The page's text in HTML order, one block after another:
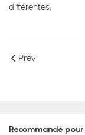
différentes.
Prev
Recommandé